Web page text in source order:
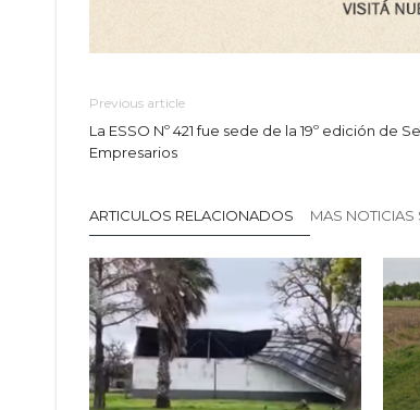
Previous article
La ESSO Nº 421 fue sede de la 19º edición de
Empresarios
ARTICULOS RELACIONADOS MAS NOTICIAS